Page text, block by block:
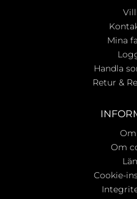
Mina
Handla
Retur &
Om
Cookie-